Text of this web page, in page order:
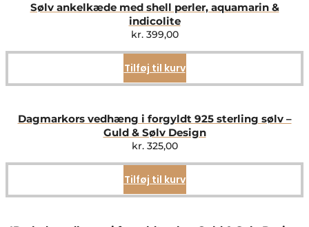
Sølv ankelkæde med shell perler, aquamarin &
indicolite
kr.399,00
Tilføj til kurv
Dagmarkors vedhæng i forgyldt 925 sterling sølv –
Guld & Sølv Design
kr.325,00
Tilføj til kurv